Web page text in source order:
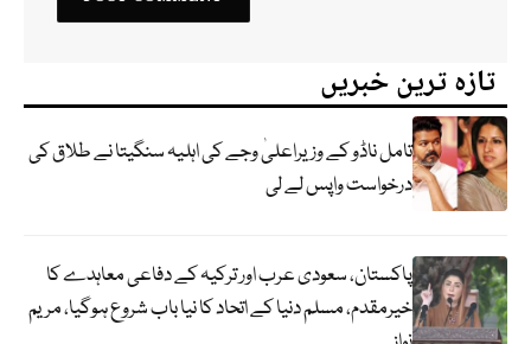
تازہ ترین خبریں
تامل ناڈو کے وزیراعلیٰ وجے کی اہلیہ سنگیتا نے طلاق کی
درخواست واپس لے لی
پاکستان، سعودی عرب اور ترکیہ کے دفاعی معاہدے کا
خیرمقدم، مسلم دنیا کے اتحاد کا نیا باب شروع ہوگیا، مریم